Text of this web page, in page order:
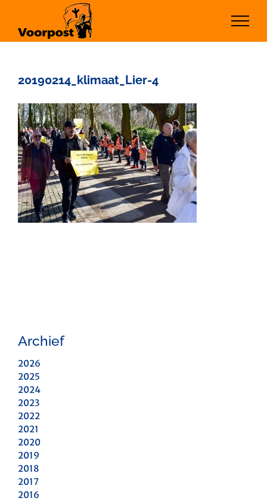
inhoud
20190214_klimaat_Lier-4
Archief
2026
2025
2024
2023
2022
2021
2020
2019
2018
2017
2016